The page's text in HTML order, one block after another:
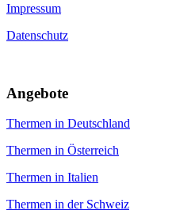
Impressum
Datenschutz
An­gebote
Thermen in Deutschland
Thermen in Österreich
Thermen in Italien
Thermen in der Schweiz